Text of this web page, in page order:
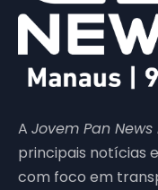
A Jovem Pan
principais notícias
com foco em